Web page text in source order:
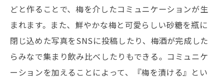
どと作ることで、梅を介したコミュニケーションが生
まれます。また、鮮やかな梅と可愛らしい砂糖を瓶に
閉じ込めた写真をSNSに投稿したり、梅酒が完成した
らみなで集まり飲み比べしたりもできる。コミュニケ
ーションを加えることによって、『梅を漬ける』とい